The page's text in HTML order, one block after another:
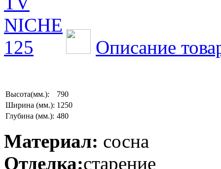
Описание
Высота(мм.):
790
Ширина (мм.): 1250
Глубина (мм.): 480
Материал: сосна
Отделка:старение